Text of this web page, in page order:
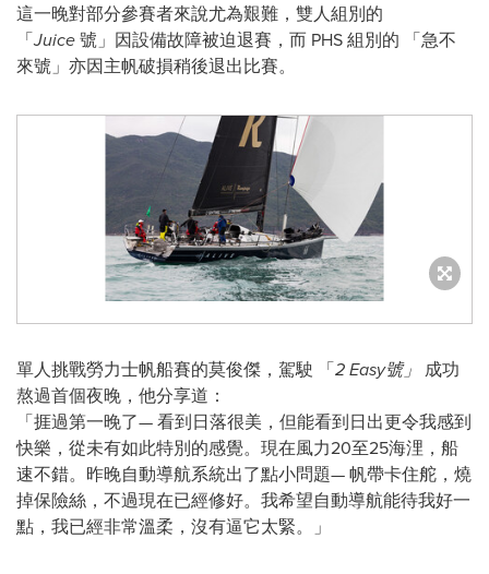
這一晚對部分參賽者來說尤為艱難，雙人組別的
「Juice號」因設備故障被迫退賽，而 PHS 組別的 「急不
來號」亦因主帆破損稍後退出比賽。
單人挑戰勞力士帆船賽的莫俊傑，駕駛 「2 Easy號」 成功
熬過首個夜晚，他分享道：
「捱過第一晚了— 看到日落很美，但能看到日出更令我感到
快樂，從未有如此特別的感覺。現在風力20至25海浬，船
速不錯。昨晚自動導航系統出了點小問題— 帆帶卡住舵，燒
掉保險絲，不過現在已經修好。我希望自動導航能待我好一
點，我已經非常溫柔，沒有逼它太緊。」